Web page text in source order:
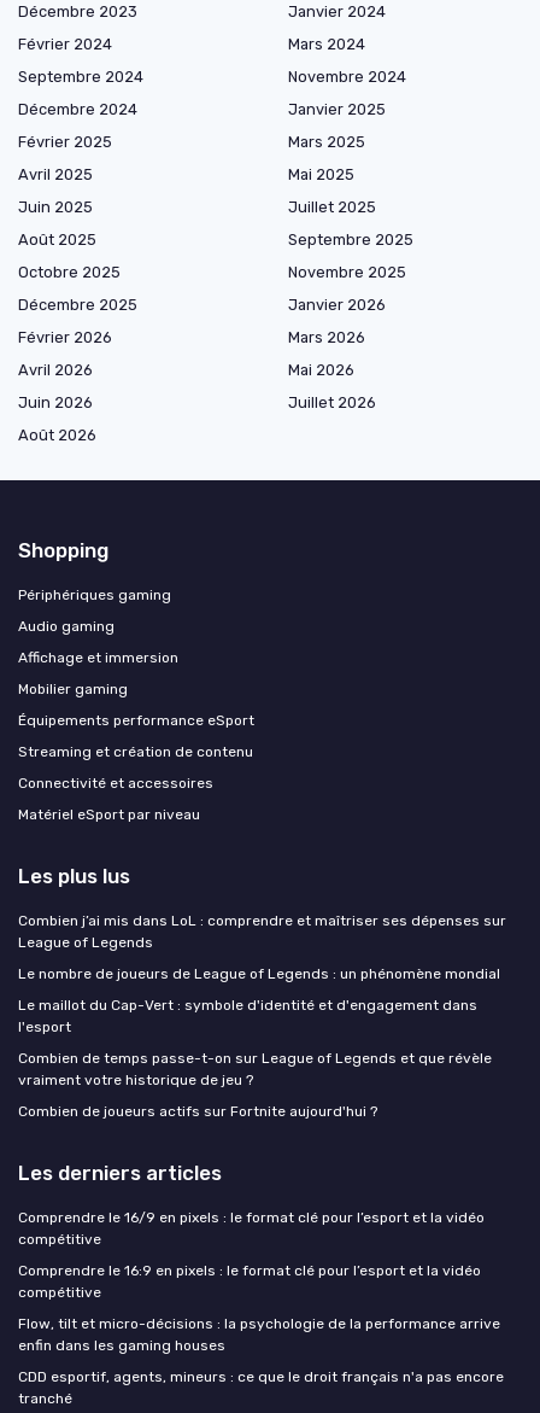
Décembre 2023
Janvier 2024
Février 2024
Mars 2024
Septembre 2024
Novembre 2024
Décembre 2024
Janvier 2025
Février 2025
Mars 2025
Avril 2025
Mai 2025
Juin 2025
Juillet 2025
Août 2025
Septembre 2025
Octobre 2025
Novembre 2025
Décembre 2025
Janvier 2026
Février 2026
Mars 2026
Avril 2026
Mai 2026
Juin 2026
Juillet 2026
Août 2026
Shopping
Périphériques gaming
Audio gaming
Affichage et immersion
Mobilier gaming
Équipements performance eSport
Streaming et création de contenu
Connectivité et accessoires
Matériel eSport par niveau
Les plus lus
Combien j’ai mis dans LoL : comprendre et maîtriser ses dépenses sur
League of Legends
Le nombre de joueurs de League of Legends : un phénomène mondial
Le maillot du Cap-Vert : symbole d'identité et d'engagement dans
l'esport
Combien de temps passe-t-on sur League of Legends et que révèle
vraiment votre historique de jeu ?
Combien de joueurs actifs sur Fortnite aujourd'hui ?
Les derniers articles
Comprendre le 16/9 en pixels : le format clé pour l’esport et la vidéo
compétitive
Comprendre le 16:9 en pixels : le format clé pour l’esport et la vidéo
compétitive
Flow, tilt et micro-décisions : la psychologie de la performance arrive
enfin dans les gaming houses
CDD esportif, agents, mineurs : ce que le droit français n'a pas encore
tranché